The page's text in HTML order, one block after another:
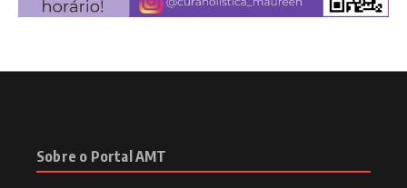
Sobre o Portal AMT